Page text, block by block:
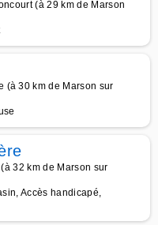
(à 29 km de Marson
(à 30 km de Marson sur
32 km de Marson sur
Accès handicapé,